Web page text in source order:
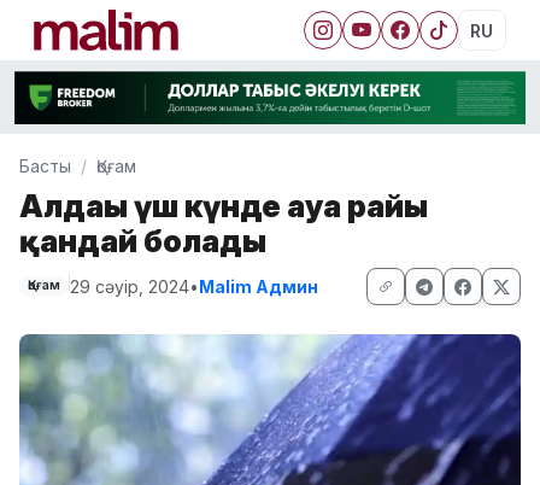
RU
Басты Қоғам
Алдағы үш күнде ауа райы
қандай болады
Қоғам 29 сәуір, 2024•Malim Админ